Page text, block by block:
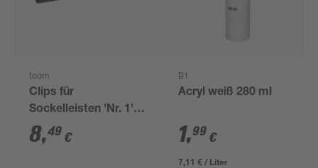
toom
Clips für
Sockelleisten 'Nr. 1'
schwarz, 20 Stück
8,49 €
B1
Acryl weiß 280 ml
1,99 €
7,11 € / Liter